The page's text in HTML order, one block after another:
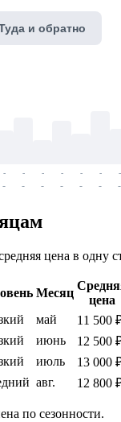
и обратно
-
-
-
-
-
-
-
-
-
-
-
-
-
-
цена в одну
Месяц
цена
май 11 500
июнь 12 500
июль 13 000
авг. 12 800
по сезонности.